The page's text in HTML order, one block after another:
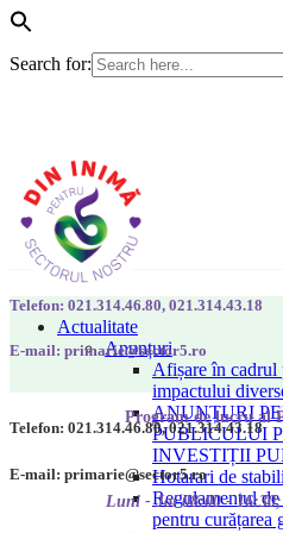
Search for:
Actualitate
Anunțuri
Afișare în cadrul
impactului
ANUNȚURI
PUBLICULUI
INVESTIȚII
Hotarari de
Regulamentul
pentru curățarea
Telefon: 021.314.46.80, 021.314.43.18
E-mail: primarie@sector5.ro
Program de lucru al
Luni - Joi 08:00 -
Telefon: 021.314.46.80, 021.314.43.18
E-mail: primarie@sector5.ro